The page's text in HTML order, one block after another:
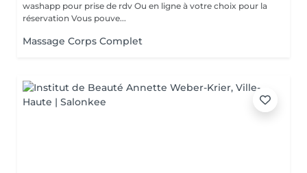
washapp pour prise de rdv Ou en ligne à votre choix pour la
réservation Vous pouve...
Massage Corps Complet